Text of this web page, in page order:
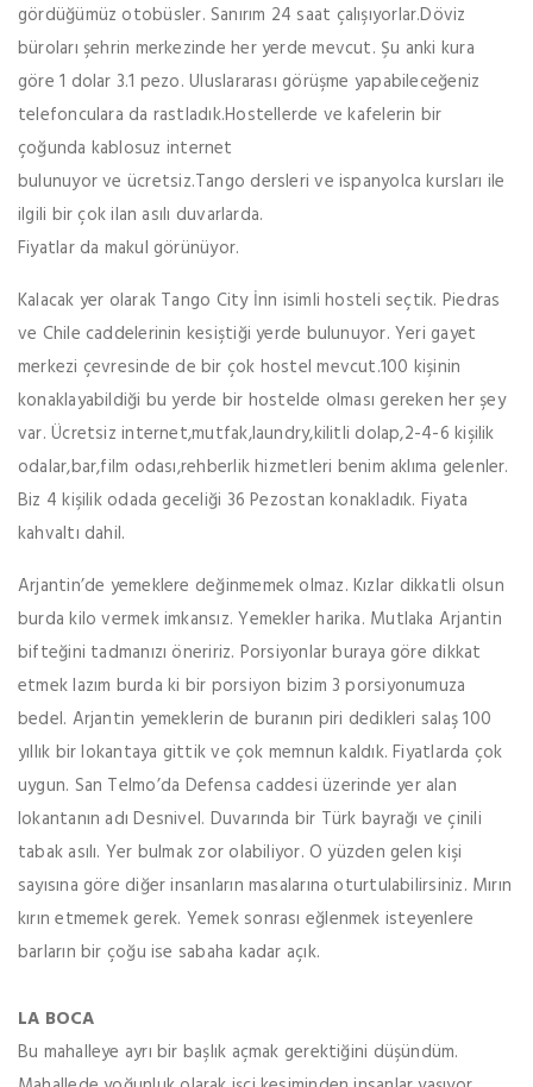
gördüğümüz otobüsler. Sanırım 24 saat çalışıyorlar.Döviz
büroları şehrin merkezinde her yerde mevcut. Şu anki kura
göre 1 dolar 3.1 pezo. Uluslararası görüşme yapabileceğeniz
telefonculara da rastladık.Hostellerde ve kafelerin bir
çoğunda kablosuz internet
bulunuyor ve ücretsiz.Tango dersleri ve ispanyolca kursları ile
ilgili bir çok ilan asılı duvarlarda.
Fiyatlar da makul görünüyor.
Kalacak yer olarak Tango City İnn isimli hosteli seçtik. Piedras
ve Chile caddelerinin kesiştiği yerde bulunuyor. Yeri gayet
merkezi çevresinde de bir çok hostel mevcut.100 kişinin
konaklayabildiği bu yerde bir hostelde olması gereken her şey
var. Ücretsiz internet,mutfak,laundry,kilitli dolap,2-4-6 kişilik
odalar,bar,film odası,rehberlik hizmetleri benim aklıma gelenler.
Biz 4 kişilik odada geceliği 36 Pezostan konakladık. Fiyata
kahvaltı dahil.
Arjantin’de yemeklere değinmemek olmaz. Kızlar dikkatli olsun
burda kilo vermek imkansız. Yemekler harika. Mutlaka Arjantin
bifteğini tadmanızı öneririz. Porsiyonlar buraya göre dikkat
etmek lazım burda ki bir porsiyon bizim 3 porsiyonumuza
bedel. Arjantin yemeklerin de buranın piri dedikleri salaş 100
yıllık bir lokantaya gittik ve çok memnun kaldık. Fiyatlarda çok
uygun. San Telmo’da Defensa caddesi üzerinde yer alan
lokantanın adı Desnivel. Duvarında bir Türk bayrağı ve çinili
tabak asılı. Yer bulmak zor olabiliyor. O yüzden gelen kişi
sayısına göre diğer insanların masalarına oturtulabilirsiniz. Mırın
kırın etmemek gerek. Yemek sonrası eğlenmek isteyenlere
barların bir çoğu ise sabaha kadar açık.
LA BOCA
Bu mahalleye ayrı bir başlık açmak gerektiğini düşündüm.